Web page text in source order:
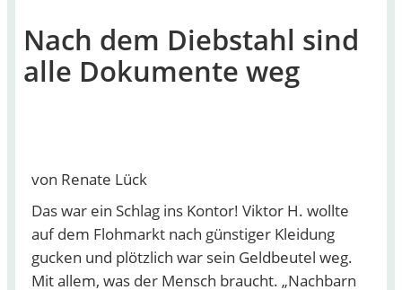
Nach dem Diebstahl sind
alle Dokumente weg
von Renate Lück
Das war ein Schlag ins Kontor! Viktor H. wollte
auf dem Flohmarkt nach günstiger Kleidung
gucken und plötzlich war sein Geldbeutel weg.
Mit allem, was der Mensch braucht. „Nachbarn